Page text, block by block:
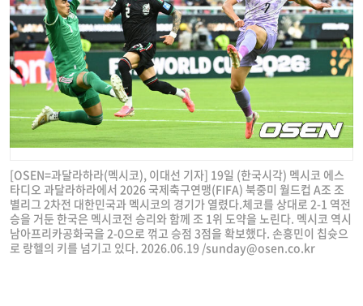
[OSEN=과달라하라(멕시코), 이대선 기자] 19일 (한국시각) 멕시코 에스
타디오 과달라하라에서 2026 국제축구연맹(FIFA) 북중미 월드컵 A조 조
별리그 2차전 대한민국과 멕시코의 경기가 열렸다.체코를 상대로 2-1 역전
승을 거둔 한국은 멕시코전 승리와 함께 조 1위 도약을 노린다. 멕시코 역시
남아프리카공화국을 2-0으로 꺾고 승점 3점을 확보했다. 손흥민이 칩슛으
로 랑헬의 키를 넘기고 있다. 2026.06.19 /sunday@osen.co.kr